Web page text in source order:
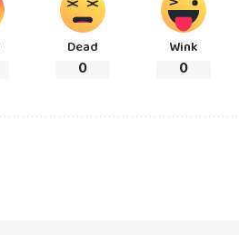
Dead
0
Wink
0